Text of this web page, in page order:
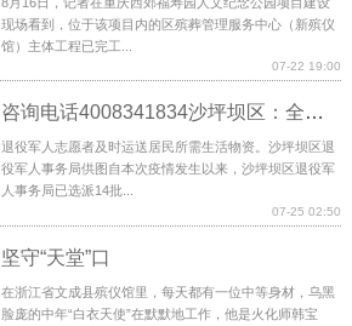
现场看到，位于该项目内的区殡葬管理服务中心（新殡仪
馆）主体工程已完工...
07-22 19:00
咨询电话4008341834沙坪坝区：全力保障退役军人服务不断档
退役军人志愿者及时运送居民所需生活物资。沙坪坝区退
役军人事务局供图自本次疫情发生以来，沙坪坝区退役军
人事务局已选派14批...
07-25 02:50
坚守“天堂”口
在浙江省文成县殡仪馆里，每天都有一位中等身材，乌黑
脸庞的中年“白衣天使”在默默地工作，他是火化师韩宝